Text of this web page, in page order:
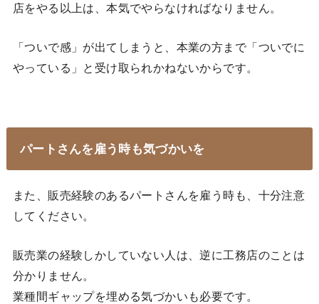
店をやる以上は、本気でやらなければなりません。
「ついで感」が出てしまうと、本業の方まで「ついでに
やっている」と受け取られかねないからです。
パートさんを雇う時も気づかいを
また、販売経験のあるパートさんを雇う時も、十分注意
してください。
販売業の経験しかしていない人は、逆に工務店のことは
分かりません。
業種間ギャップを埋める気づかいも必要です。